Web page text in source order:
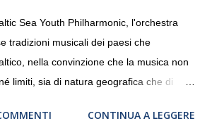
Sea Youth Philharmonic, l'orchestra
tradizioni musicali dei paesi che
nella convinzione che la musica non
limiti, sia di natura geografica che di
a Heiden, in Germania, e toccherà, in
CONTINUA A LEGGERE